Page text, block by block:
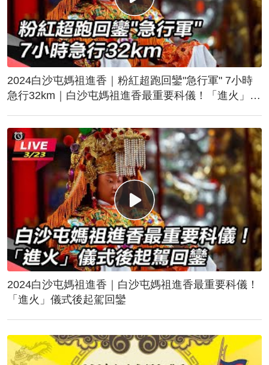
2024白沙屯媽祖進香｜粉紅超跑回鑾"急行軍" 7小時
急行32km｜白沙屯媽祖進香最重要科儀！「進火」儀
2024白沙屯媽祖進香｜白沙屯媽祖進香最重要科儀！
「進火」儀式後起駕回鑾